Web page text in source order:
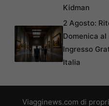
Kidman
2 Agosto:
Domenica al
Ingresso
Italia
Viagginews.com di